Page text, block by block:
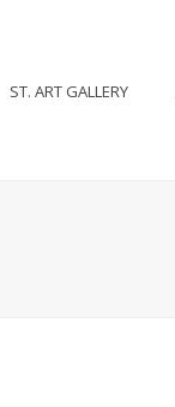
ST. ART GALLERY